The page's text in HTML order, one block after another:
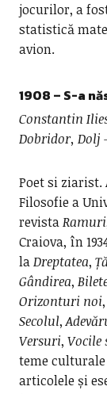
jocurilor, a
statistică
avion.
1908 – S-a
Constantin
Dobridor, Dolj
Poet si ziarist.
Filosofie a
revistaRamuri
Craiova, în
laDreptatea,
Gândirea,
Orizonturi noi,
Secolul,
Versuri,
teme
articolele și